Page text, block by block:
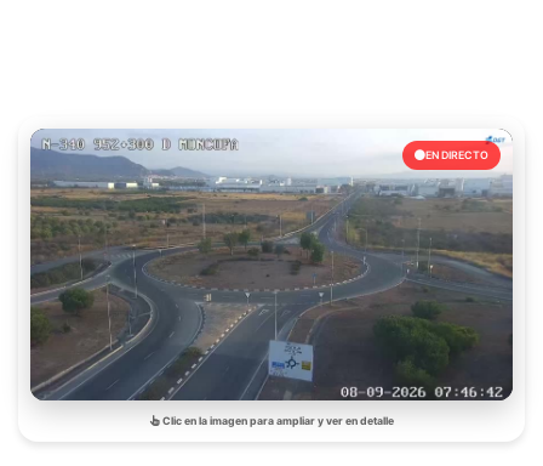
EN DIRECTO
Clic en la imagen para ampliar y ver en detalle